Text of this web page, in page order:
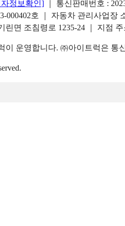
정보확인]
｜ 통신판매번호 :
000402호 ｜ 자동차 관리사업장
면 조침령로 1235-24 ｜ 지점
이 운영합니다. ㈜아이트럭은